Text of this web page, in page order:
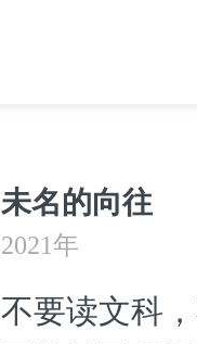
未名的向往
2021年
不要读文科